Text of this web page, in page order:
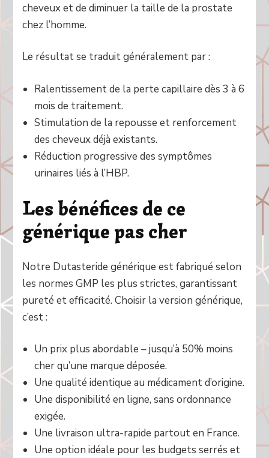
cheveux et de diminuer la taille de la prostate
chez l’homme.
Le résultat se traduit généralement par :
Ralentissement de la perte capillaire dès 3 à 6
mois de traitement.
Stimulation de la repousse et renforcement
des cheveux déjà existants.
Réduction progressive des symptômes
urinaires liés à l’HBP.
Les bénéfices de ce
générique pas cher
Notre Dutasteride générique est fabriqué selon
les normes GMP les plus strictes, garantissant
pureté et efficacité. Choisir la version générique,
c’est :
Un prix plus abordable – jusqu’à 50% moins
cher qu’une marque déposée.
Une qualité identique au médicament d’origine.
Une disponibilité en ligne, sans ordonnance
exigée.
Une livraison ultra-rapide partout en France.
Une option idéale pour les budgets serrés et